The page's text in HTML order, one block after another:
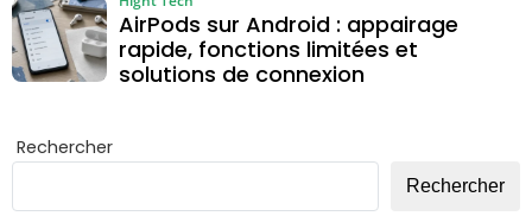
AirPods sur Android : appairage
rapide, fonctions limitées et
solutions de connexion
Rechercher
Rechercher